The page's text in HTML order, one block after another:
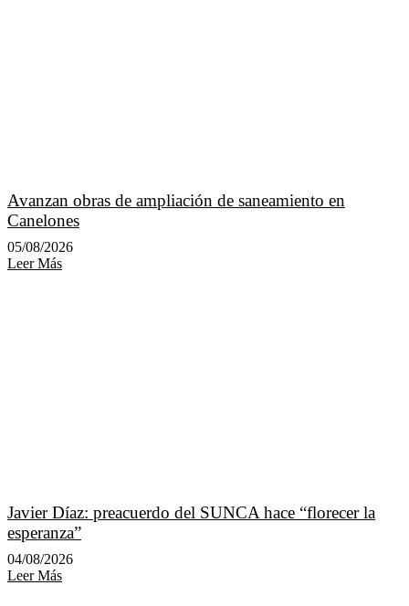
Avanzan obras de ampliación de saneamiento en
Canelones
05/08/2026
Leer Más
Javier Díaz: preacuerdo del SUNCA hace “florecer la
esperanza”
04/08/2026
Leer Más